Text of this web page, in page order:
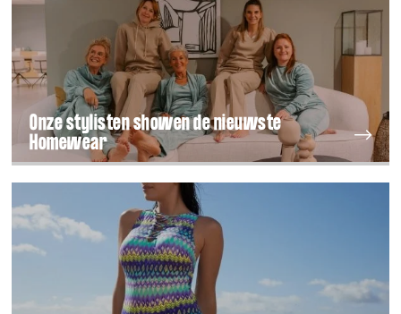
Onze stylisten showen de nieuwste
Homewear